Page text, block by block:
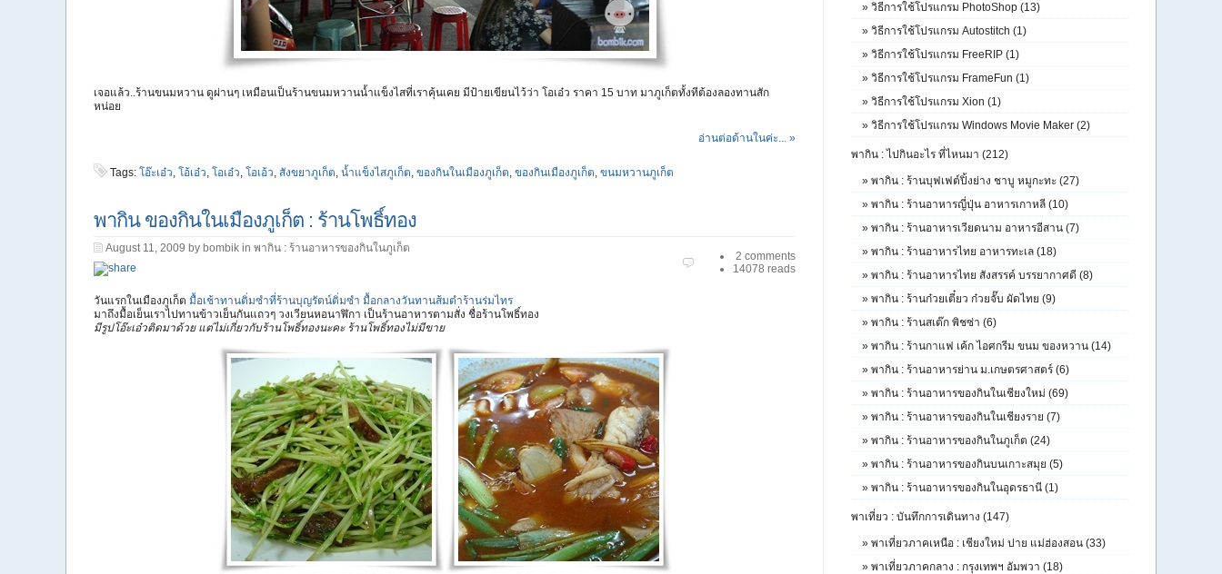
เจอแล้ว..ร้านขนมหวาน ดูผ่านๆ เหมือนเป็นร้านขนมหวานน้ำแข็งไสที่เราคุ้นเคย มีป้ายเขียนไว้ว่า โอเอ๋ว ราคา 15 บาท มาภูเก็ตทั้งทีต้องลองทานสัก
หน่อย
อ่านต่อด้านในค่ะ... »
Tags: โอ๊ะเอ๋ว, โอ้เอ๋ว, โอเอ๋ว, โอเอ้ว, สังขยาภูเก็ต, น้ำแข็งไสภูเก็ต, ของกินในเมืองภูเก็ต, ของกินเมืองภูเก็ต, ขนมหวานภูเก็ต
พากิน ของกินในเมืองภูเก็ต : ร้านโพธิ์ทอง
August 11, 2009 by bombik in พากิน : ร้านอาหารของกินในภูเก็ต
2 comments
14078 reads
วันแรกในเมืองภูเก็ต มื้อเช้าทานติ่มซำที่ร้านบุญรัตน์ติ่มซำ มื้อกลางวันทานส้มตำร้านร่มไทร
มาถึงมื้อเย็นเราไปทานข้าวเย็นกันแถวๆ วงเวียนหอนาฬิกา เป็นร้านอาหารตามสั่ง ชื่อร้านโพธิ์ทอง
มีรูปโอ๊ะเอ๋วติดมาด้วย แต่ไม่เกี่ยวกับร้านโพธิ์ทองนะคะ ร้านโพธิ์ทองไม่มีขาย
» วิธีการใช้โปรแกรม PhotoShop (13)
» วิธีการใช้โปรแกรม Autostitch (1)
» วิธีการใช้โปรแกรม FreeRIP (1)
» วิธีการใช้โปรแกรม FrameFun (1)
» วิธีการใช้โปรแกรม Xion (1)
» วิธีการใช้โปรแกรม Windows Movie Maker (2)
พากิน : ไปกินอะไร ที่ไหนมา (212)
» พากิน : ร้านบุฟเฟต์ปิ้งย่าง ชาบู หมูกะทะ (27)
» พากิน : ร้านอาหารญี่ปุ่น อาหารเกาหลี (10)
» พากิน : ร้านอาหารเวียดนาม อาหารอีสาน (7)
» พากิน : ร้านอาหารไทย อาหารทะเล (18)
» พากิน : ร้านอาหารไทย สังสรรค์ บรรยากาศดี (8)
» พากิน : ร้านก๋วยเตี๋ยว ก๋วยจั๊บ ผัดไทย (9)
» พากิน : ร้านสเต๊ก พิชซ่า (6)
» พากิน : ร้านกาแฟ เค้ก ไอศกรีม ขนม ของหวาน (14)
» พากิน : ร้านอาหารย่าน ม.เกษตรศาสตร์ (6)
» พากิน : ร้านอาหารของกินในเชียงใหม่ (69)
» พากิน : ร้านอาหารของกินในเชียงราย (7)
» พากิน : ร้านอาหารของกินในภูเก็ต (24)
» พากิน : ร้านอาหารของกินบนเกาะสมุย (5)
» พากิน : ร้านอาหารของกินในอุดรธานี (1)
พาเที่ยว : บันทึกการเดินทาง (147)
» พาเที่ยวภาคเหนือ : เชียงใหม่ ปาย แม่ฮ่องสอน (33)
» พาเที่ยวภาคกลาง : กรุงเทพฯ อัมพวา (18)